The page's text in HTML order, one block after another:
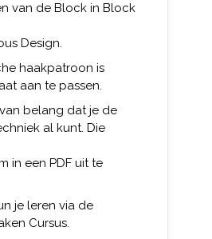
van de Block in Block
Design.
haakpatroon is
aan te passen.
belang dat je de
al kunt. Die
in een PDF uit te
je leren via de
Cursus.